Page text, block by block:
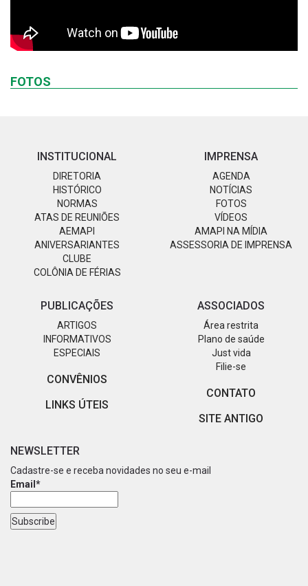
FOTOS
INSTITUCIONAL
DIRETORIA
HISTÓRICO
NORMAS
ATAS DE REUNIÕES
AEMAPI
ANIVERSARIANTES
CLUBE
COLÔNIA DE FÉRIAS
IMPRENSA
AGENDA
NOTÍCIAS
FOTOS
VÍDEOS
AMAPI NA MÍDIA
ASSESSORIA DE IMPRENSA
PUBLICAÇÕES
ARTIGOS
INFORMATIVOS
ESPECIAIS
CONVÊNIOS
LINKS ÚTEIS
ASSOCIADOS
Área restrita
Plano de saúde
Just vida
Filie-se
CONTATO
SITE ANTIGO
NEWSLETTER
Cadastre-se e receba novidades no seu e-mail
Email*